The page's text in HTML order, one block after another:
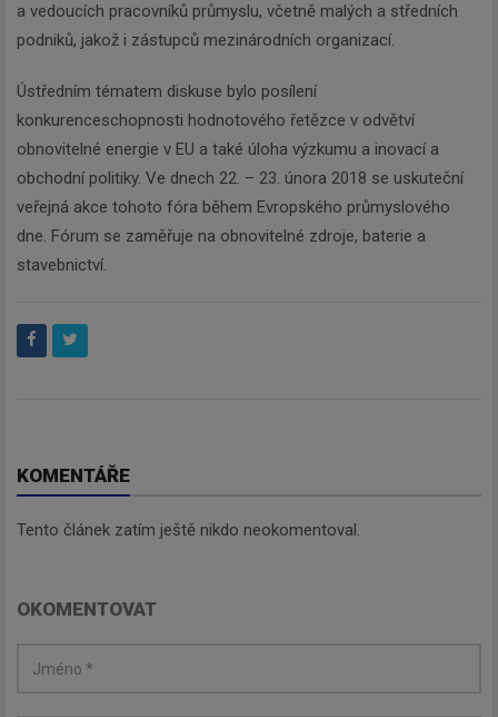
a vedoucích pracovníků průmyslu, včetně malých a středních
podniků, jakož i zástupců mezinárodních organizací.
Ústředním tématem diskuse bylo posílení
konkurenceschopnosti hodnotového řetězce v odvětví
obnovitelné energie v EU a také úloha výzkumu a inovací a
obchodní politiky. Ve dnech 22. – 23. února 2018 se uskuteční
veřejná akce tohoto fóra během Evropského průmyslového
dne. Fórum se zaměřuje na obnovitelné zdroje, baterie a
stavebnictví.
KOMENTÁŘE
Tento článek zatím ještě nikdo neokomentoval.
OKOMENTOVAT